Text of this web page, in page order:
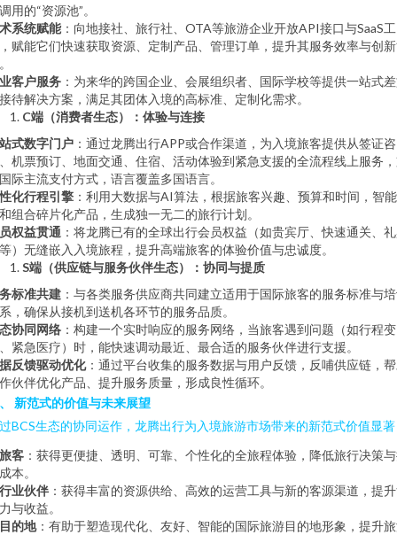
用的“资源池”。
系统赋能：向地接社、旅行社、OTA等旅游企业开放API接口与SaaS工
赋能它们快速获取资源、定制产品、管理订单，提升其服务效率与创
客户服务 ：为来华的跨国企业、会展组织者、国际学校等提供一站式
待解决方案，满足其团体入境的高标准、定制化需求。
C端（消费者生态）：体验与连接
式数字门户 ：通过龙腾出行APP或合作渠道，为入境旅客提供从签证咨
机票预订、地面交通、住宿、活动体验到紧急支援的全流程线上服务
际主流支付方式，语言覆盖多国语言。
化行程引擎 ：利用大数据与AI算法，根据旅客兴趣、预算和时间，智
组合碎片化产品，生成独一无二的旅行计划。
权益贯通 ：将龙腾已有的全球出行会员权益（如贵宾厅、快速通关、
）无缝嵌入入境旅程，提升高端旅客的体验价值与忠诚度。
S端（供应链与服务伙伴生态）：协同与提质
标准共建 ：与各类服务供应商共同建立适用于国际旅客的服务标准与
，确保从接机到送机各环节的服务品质。
协同网络 ：构建一个实时响应的服务网络，当旅客遇到问题（如行程变
紧急医疗）时，能快速调动最近、最合适的服务伙伴进行支援。
反馈驱动优化：通过平台收集的服务数据与用户反馈，反哺供应链，
伙伴优化产品、提升服务质量，形成良性循环。
新范式的价值与未来展望
BCS生态的协同运作，龙腾出行为入境旅游市场带来的新范式价值显
客 ：获得更便捷、透明、可靠、个性化的全旅程体验，降低旅行决策
本。
业伙伴 ：获得丰富的资源供给、高效的运营工具与新的客源渠道，提
与收益。
的地：有助于塑造现代化、友好、智能的国际旅游目的地形象，提升